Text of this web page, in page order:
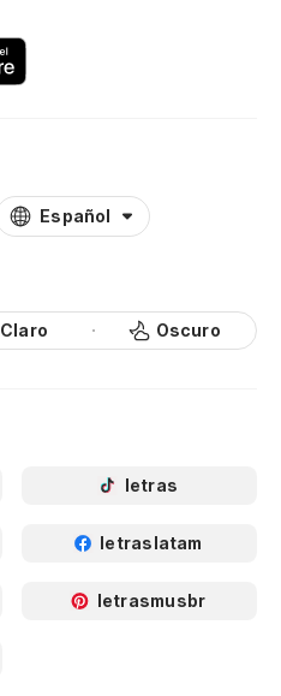
Español
Claro Oscuro
letras
letraslatam
letrasmusbr